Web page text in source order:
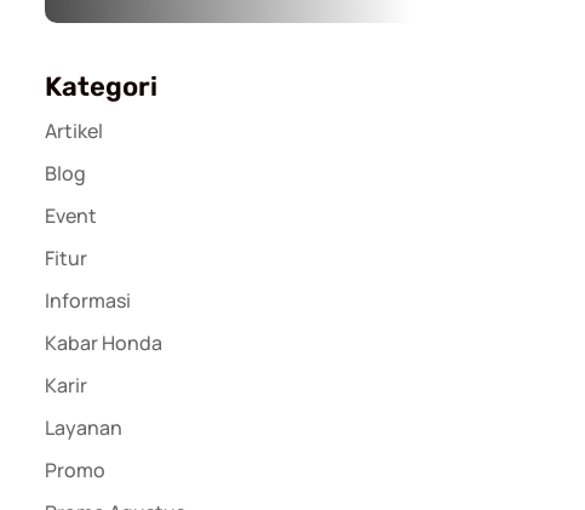
Kategori
Artikel
Blog
Event
Fitur
Informasi
Kabar Honda
Karir
Layanan
Promo